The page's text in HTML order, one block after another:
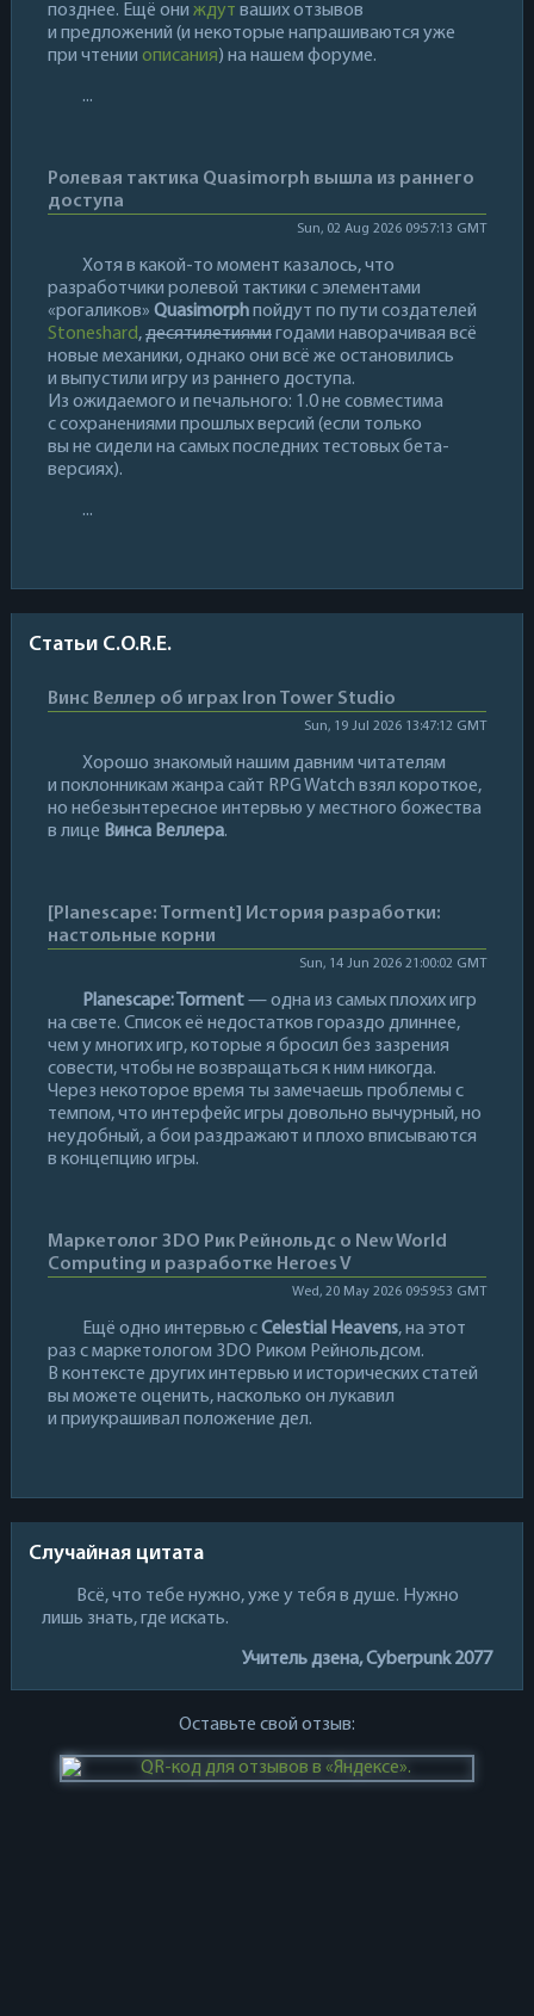
позднее. Ещё они ждут ваших отзывов
и предложений (и некоторые напрашиваются уже
при чтении описания) на нашем форуме.
...
Ролевая тактика Quasimorph вышла из раннего
доступа
Sun, 02 Aug 2026 09:57:13 GMT
Хотя в какой-то момент казалось, что
разработчики ролевой тактики с элементами
«рогаликов» Quasimorphпойдут по пути создателей
Stoneshard,десятилетиямигодами наворачивая всё
новые механики, однако они всё же остановились
и выпустили игру из раннего доступа.
Из ожидаемого и печального: 1.0 не совместима
с сохранениями прошлых версий (если только
вы не сидели на самых последних тестовых бета-
версиях).
...
Статьи C.O.R.E.
Винс Веллер об играх Iron Tower Studio
Sun, 19 Jul 2026 13:47:12 GMT
Хорошо знакомый нашим давним читателям
и поклонникам жанра сайт RPG Watch взял короткое,
но небезынтересное интервью у местного божества
в лице Винса Веллера.
[Planescape: Torment] История разработки:
настольные корни
Sun, 14 Jun 2026 21:00:02 GMT
Planescape: Torment— одна из самых плохих игр
на свете. Список её недостатков гораздо длиннее,
чем у многих игр, которые я бросил без зазрения
совести, чтобы не возвращаться к ним никогда.
Через некоторое время ты замечаешь проблемы с
темпом, что интерфейс игры довольно вычурный, но
неудобный, а бои раздражают и плохо вписываются
в концепцию игры.
Маркетолог 3DO Рик Рейнольдс о New World
Computing и разработке Heroes V
Wed, 20 May 2026 09:59:53 GMT
Ещё одно интервью сCelestial Heavens, на этот
раз с маркетологом 3DO Риком Рейнольдсом.
В контексте других интервью и исторических статей
вы можете оценить, насколько он лукавил
и приукрашивал положение дел.
Случайная цитата
Всё, что тебе нужно, уже у тебя в душе. Нужно
лишь знать, где искать.
Учитель дзена, Cyberpunk 2077
Оставьте свой отзыв: